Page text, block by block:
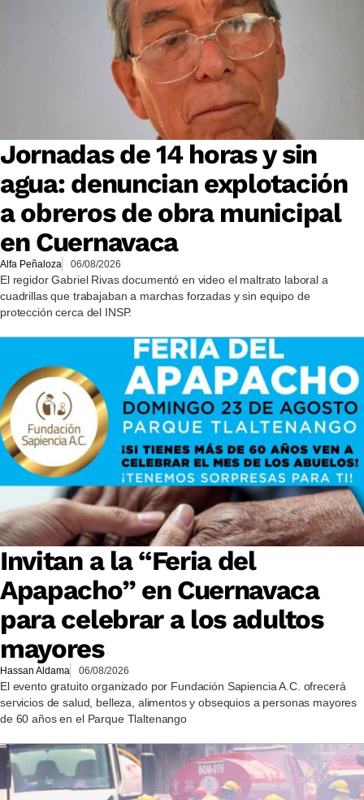
Jornadas de 14 horas y sin
agua: denuncian explotación
a obreros de obra municipal
en Cuernavaca
Alfa Peñaloza 06/08/2026
El regidor Gabriel Rivas documentó en video el maltrato laboral a
cuadrillas que trabajaban a marchas forzadas y sin equipo de
protección cerca del INSP.
Invitan a la “Feria del
Apapacho” en Cuernavaca
para celebrar a los adultos
mayores
Hassan Aldama 06/08/2026
El evento gratuito organizado por Fundación Sapiencia A.C. ofrecerá
servicios de salud, belleza, alimentos y obsequios a personas mayores
de 60 años en el Parque Tlaltenango